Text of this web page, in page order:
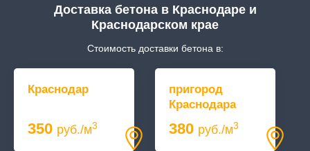
Доставка бетона в Краснодаре и
Краснодарском крае
Стоимость доставки бетона в:
Краснодар
350 руб./м3
пригород
Краснодара
380 руб./м3